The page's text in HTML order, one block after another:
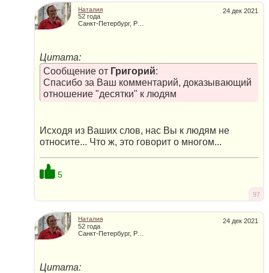
24 дек 2021
Наталия
52 года
Санкт-Петербург, Россия
Цитата:
Сообщение от Григорий:
Спасибо за Ваш комментарий, доказывающий
отношение "десятки" к людям
Исходя из Ваших слов, нас Вы к людям не
относите... Что ж, это говорит о многом...
5
97
24 дек 2021
Наталия
52 года
Цитата: